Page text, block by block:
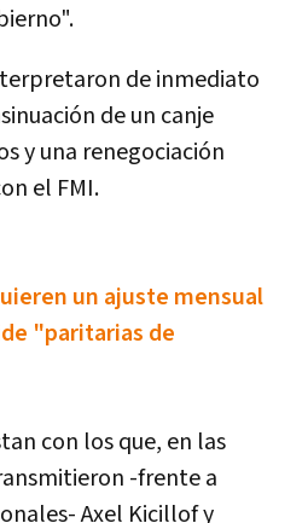
de inmediato
de un canje
y una renegociación
el FMI.
un ajuste mensual
"paritarias de
con los que, en las
-frente a
Axel Kicillof y